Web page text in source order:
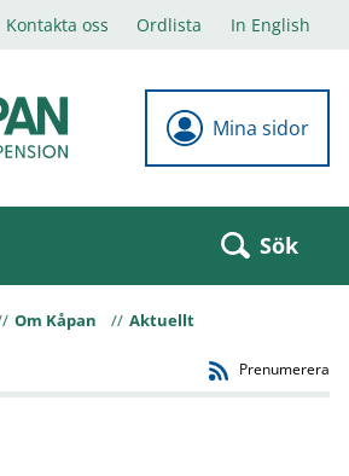
Kontakta oss Ordlista In English
Mina sidor
Sök
Om Kåpan Aktuellt
Prenumerera